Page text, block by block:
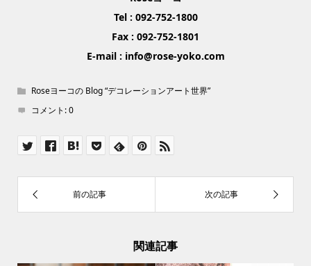
Tel : 092-752-1800
Fax : 092-752-1801
E-mail : info@rose-yoko.com
Roseヨーコの Blog “デコレーションアート世界”
コメント:0
関連記事